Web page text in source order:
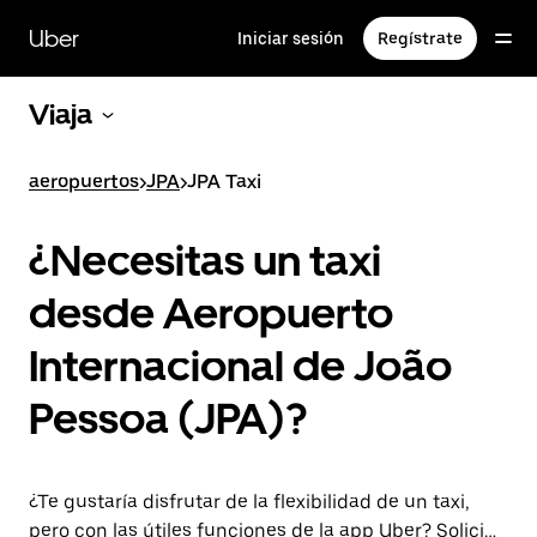
contenido
principal
Uber Iniciar sesión Regístrate
Viaja
aeropuertos>JPA>JPA Taxi
¿Necesitas un taxi
desde Aeropuerto
Internacional de João
Pessoa (JPA)?
¿Te gustaría disfrutar de la flexibilidad de un taxi,
pero con las útiles funciones de la app Uber? Solicita